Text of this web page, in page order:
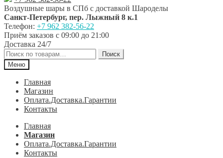
Воздушные шары в СПб с доставкой Шароделы
Санкт-Петербург, пер. Лыжный 8 к.1
Телефон: +7 962 382-56-22
Приём заказов с 09:00 до 21:00
Доставка 24/7
Искать:
Поиск
Меню
Главная
Магазин
Оплата.Доставка.Гарантии
Контакты
Главная
Магазин
Оплата.Доставка.Гарантии
Контакты